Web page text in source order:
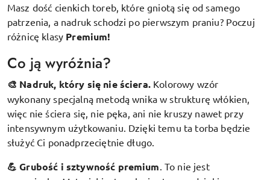
Masz dość cienkich toreb, które gniotą się od samego
patrzenia, a nadruk schodzi po pierwszym praniu? Poczuj
różnicę klasy Premium!
Co ją wyróżnia?
🎨 Nadruk, który się nie ściera. Kolorowy wzór
wykonany specjalną metodą wnika w strukturę włókien,
więc nie ściera się, nie pęka, ani nie kruszy nawet przy
intensywnym użytkowaniu. Dzięki temu ta torba będzie
służyć Ci ponadprzeciętnie długo.
💪 Grubość i sztywność premium To nie jest